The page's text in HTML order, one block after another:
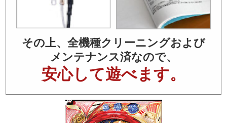
その上、全機種クリーニングおよび
メンテナンス済なので、
安心して遊べます。